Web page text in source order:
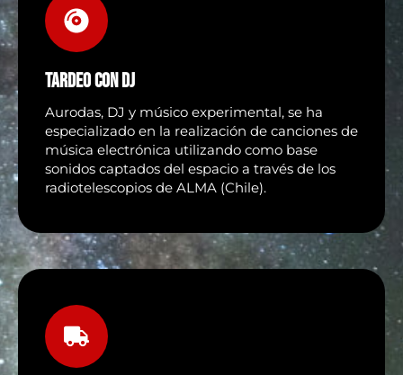
TARDEO CON DJ
Aurodas, DJ y músico experimental, se ha
especializado en la realización de canciones de
música electrónica utilizando como base
sonidos captados del espacio a través de los
radiotelescopios de ALMA (Chile).